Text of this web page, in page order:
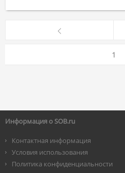
1
Информация о SOB.ru
Контактная информация
Условия использования
Политика конфиденциальности